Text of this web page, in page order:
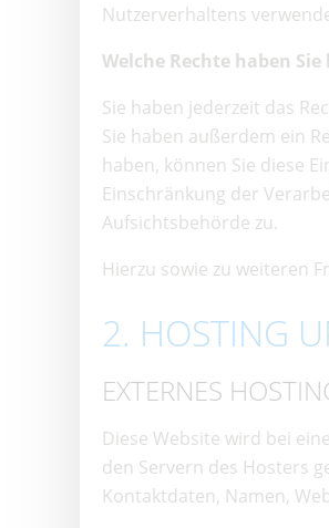
Nutzerverhaltens
Welche Rechte haben
Sie haben jederzeit das
Sie haben außerdem ein
haben, können Sie diese
Einschränkung der
Aufsichtsbehörde zu.
Hierzu sowie zu weiteren
2. HOSTING
EXTERNES
Diese Website wird bei
den Servern des Hosters
Kontaktdaten, Namen,